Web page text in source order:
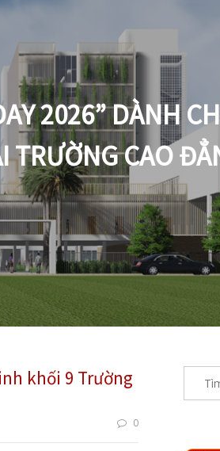
2026” DÀNH
TRƯỜNG CAO
khối 9 Trường
0
kiếm